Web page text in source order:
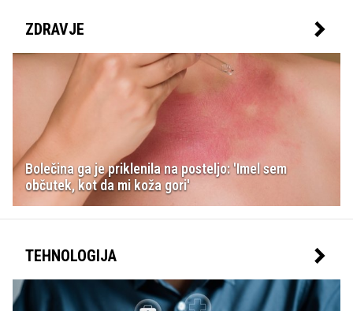
ZDRAVJE
Bolečina ga je priklenila na posteljo: 'Imel sem
občutek, kot da mi koža gori'
TEHNOLOGIJA